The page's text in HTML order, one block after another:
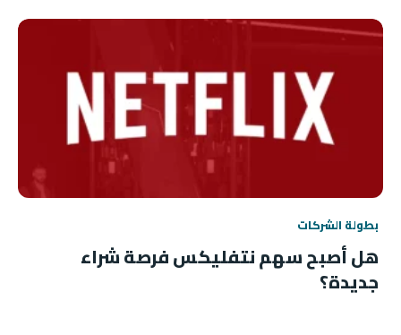
بطولة الشركات
هل أصبح سهم نتفليكس فرصة شراء
جديدة؟